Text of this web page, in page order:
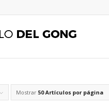
Mostrar 50 Artículos por página